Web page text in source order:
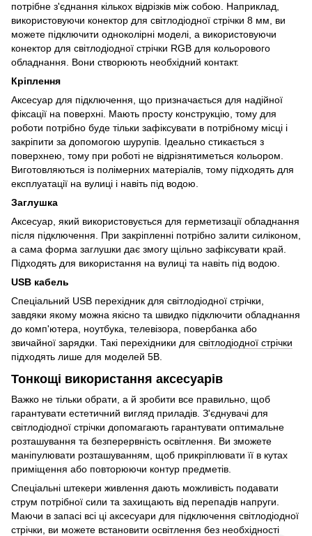
потрібне з'єднання кількох відрізків між собою. Наприклад,
використовуючи конектор для світлодіодної стрічки 8 мм, ви
можете підключити одноколірні моделі, а використовуючи
конектор для світлодіодної стрічки RGB для кольорового
обладнання. Вони створюють необхідний контакт.
Кріплення
Аксесуар для підключення, що призначається для надійної
фіксації на поверхні. Мають просту конструкцію, тому для
роботи потрібно буде тільки зафіксувати в потрібному місці і
закріпити за допомогою шурупів. Ідеально стикається з
поверхнею, тому при роботі не відрізнятиметься кольором.
Виготовляються із полімерних матеріалів, тому підходять для
експлуатації на вулиці і навіть під водою.
Заглушка
Аксесуар, який використовується для герметизації обладнання
після підключення. При закріпленні потрібно залити силіконом,
а сама форма заглушки дає змогу щільно зафіксувати край.
Підходять для використання на вулиці та навіть під водою.
USB кабель
Спеціальний USB перехідник для світлодіодної стрічки,
завдяки якому можна якісно та швидко підключити обладнання
до комп'ютера, ноутбука, телевізора, повербанка або
звичайної зарядки. Такі перехідники для світлодіодної стрічки
підходять лише для моделей 5В.
Тонкощі використання аксесуарів
Важко не тільки обрати, а й зробити все правильно, щоб
гарантувати естетичний вигляд приладів. З'єднувачі для
світлодіодної стрічки допомагають гарантувати оптимальне
розташування та безперервність освітлення. Ви зможете
маніпулювати розташуванням, щоб прикріплювати її в кутах
приміщення або повторюючи контур предметів.
Спеціальні штекери живлення дають можливість подавати
струм потрібної сили та захищають від перепадів напруги.
Маючи в запасі всі ці аксесуари для підключення світлодіодної
стрічки, ви можете встановити освітлення без необхідності